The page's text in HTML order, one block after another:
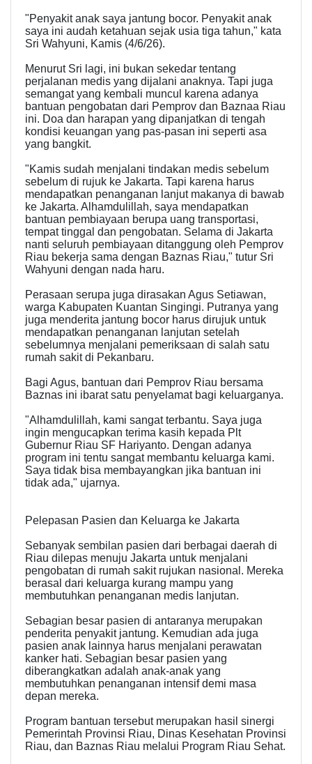
"Penyakit anak saya jantung bocor. Penyakit anak
saya ini audah ketahuan sejak usia tiga tahun," kata
Sri Wahyuni, Kamis (4/6/26).
Menurut Sri lagi, ini bukan sekedar tentang
perjalanan medis yang dijalani anaknya. Tapi juga
semangat yang kembali muncul karena adanya
bantuan pengobatan dari Pemprov dan Baznaa Riau
ini. Doa dan harapan yang dipanjatkan di tengah
kondisi keuangan yang pas-pasan ini seperti asa
yang bangkit.
"Kamis sudah menjalani tindakan medis sebelum
sebelum di rujuk ke Jakarta. Tapi karena harus
mendapatkan penanganan lanjut makanya di bawab
ke Jakarta. Alhamdulillah, saya mendapatkan
bantuan pembiayaan berupa uang transportasi,
tempat tinggal dan pengobatan. Selama di Jakarta
nanti seluruh pembiayaan ditanggung oleh Pemprov
Riau bekerja sama dengan Baznas Riau," tutur Sri
Wahyuni dengan nada haru.
Perasaan serupa juga dirasakan Agus Setiawan,
warga Kabupaten Kuantan Singingi. Putranya yang
juga menderita jantung bocor harus dirujuk untuk
mendapatkan penanganan lanjutan setelah
sebelumnya menjalani pemeriksaan di salah satu
rumah sakit di Pekanbaru.
Bagi Agus, bantuan dari Pemprov Riau bersama
Baznas ini ibarat satu penyelamat bagi keluarganya.
"Alhamdulillah, kami sangat terbantu. Saya juga
ingin mengucapkan terima kasih kepada Plt
Gubernur Riau SF Hariyanto. Dengan adanya
program ini tentu sangat membantu keluarga kami.
Saya tidak bisa membayangkan jika bantuan ini
tidak ada," ujarnya.
Pelepasan Pasien dan Keluarga ke Jakarta
Sebanyak sembilan pasien dari berbagai daerah di
Riau dilepas menuju Jakarta untuk menjalani
pengobatan di rumah sakit rujukan nasional. Mereka
berasal dari keluarga kurang mampu yang
membutuhkan penanganan medis lanjutan.
Sebagian besar pasien di antaranya merupakan
penderita penyakit jantung. Kemudian ada juga
pasien anak lainnya harus menjalani perawatan
kanker hati. Sebagian besar pasien yang
diberangkatkan adalah anak-anak yang
membutuhkan penanganan intensif demi masa
depan mereka.
Program bantuan tersebut merupakan hasil sinergi
Pemerintah Provinsi Riau, Dinas Kesehatan Provinsi
Riau, dan Baznas Riau melalui Program Riau Sehat.